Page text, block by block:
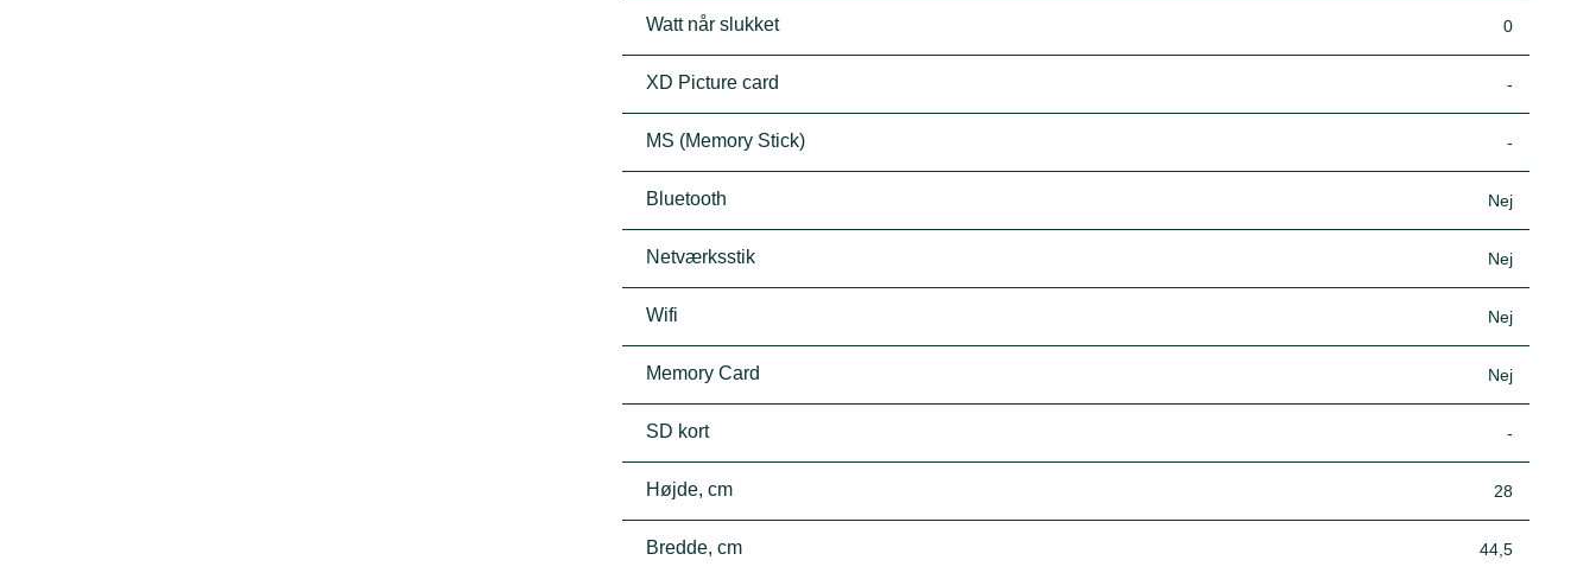
Watt når slukket 0
XD Picture card -
MS (Memory Stick) -
Bluetooth Nej
Netværksstik Nej
Wifi Nej
Memory Card Nej
SD kort -
Højde, cm 28
Bredde, cm 44,5